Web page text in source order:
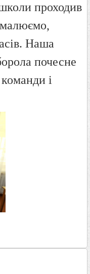
проходив
Наша
почесне
і